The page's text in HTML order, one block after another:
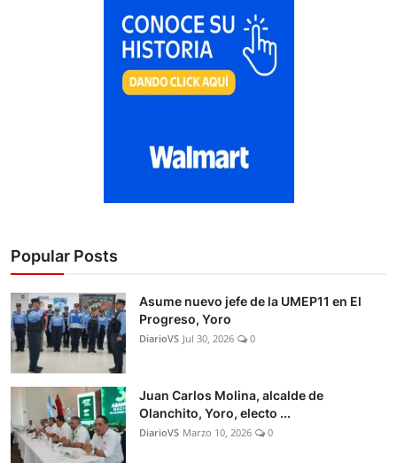
Popular Posts
Asume nuevo jefe de la UMEP11 en El
Progreso, Yoro
DiarioVS Jul 30, 2026 0
Juan Carlos Molina, alcalde de
Olanchito, Yoro, electo ...
DiarioVS Marzo 10, 2026 0